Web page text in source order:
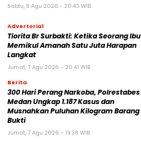
Sabtu, 8 Agu 2026 - 20:43 WIB
Advertorial
Tiorita Br Surbakti: Ketika Seorang Ibu
Memikul Amanah Satu Juta Harapan
Langkat
Jumat, 7 Agu 2026 - 20:41 WIB
Berita
300 Hari Perang Narkoba, Polrestabes
Medan Ungkap 1.187 Kasus dan
Musnahkan Puluhan Kilogram Barang
Bukti
Jumat, 7 Agu 2026 - 19:38 WIB